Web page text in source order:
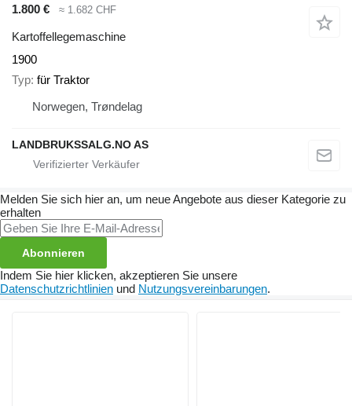
1.800 €
≈ 1.682 CHF
Kartoffellegemaschine
1900
Typ für Traktor
Norwegen, Trøndelag
LANDBRUKSSALG.NO AS
Melden Sie sich hier an, um neue Angebote aus dieser Kategorie zu
erhalten
Abonnieren
Indem Sie hier klicken, akzeptieren Sie unsere
Datenschutzrichtlinien und Nutzungsvereinbarungen.